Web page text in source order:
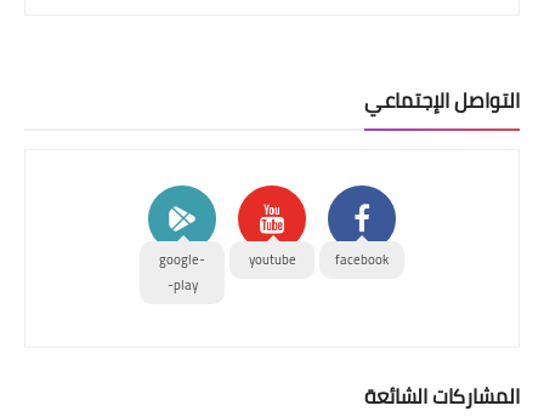
التواصل الإجتماعي
facebook
youtube
google-
play-
المشاركات الشائعة